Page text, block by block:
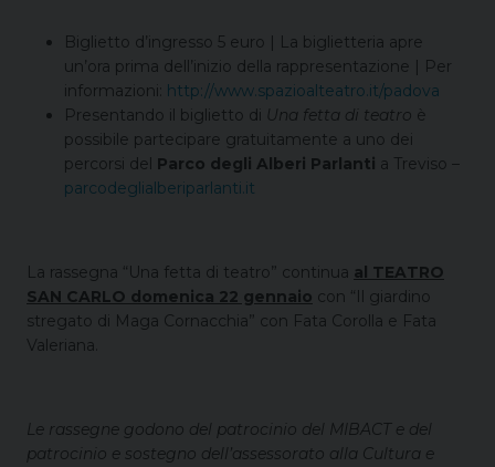
Biglietto d’ingresso 5 euro | La biglietteria apre
un’ora prima dell’inizio della rappresentazione | Per
informazioni: http://www.spazioalteatro.it/padova
Presentando il biglietto di Una fetta di teatro è
possibile partecipare gratuitamente a uno dei
percorsi del Parco degli Alberi Parlanti a Treviso –
parcodeglialberiparlanti.it
La rassegna “Una fetta di teatro” continua al TEATRO
SAN CARLO domenica 22 gennaio con “Il giardino
stregato di Maga Cornacchia” con Fata Corolla e Fata
Valeriana.
Le rassegne godono del patrocinio del MIBACT e del
patrocinio e sostegno dell’assessorato alla Cultura e